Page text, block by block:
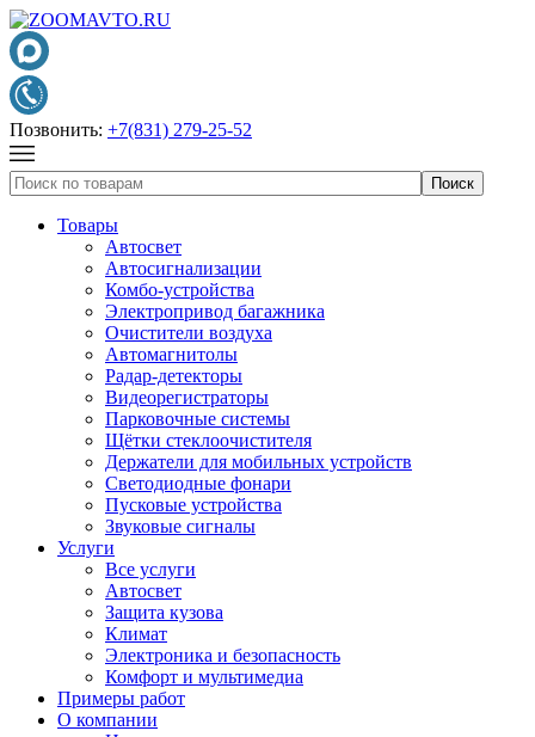
Позвонить: +7(831) 279-25-52
Товары
Автосвет
Автосигнализации
Комбо-устройства
Электропривод багажника
Очистители воздуха
Автомагнитолы
Радар-детекторы
Видеорегистраторы
Парковочные системы
Щётки стеклоочистителя
Держатели для мобильных устройств
Светодиодные фонари
Пусковые устройства
Звуковые сигналы
Услуги
Все услуги
Автосвет
Защита кузова
Климат
Электроника и безопасность
Комфорт и мультимедиа
Примеры работ
О компании